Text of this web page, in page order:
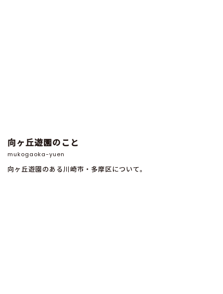
向ヶ丘遊園のこと
mukogaoka-yuen
向ヶ丘遊園のある川崎市・多摩区について。